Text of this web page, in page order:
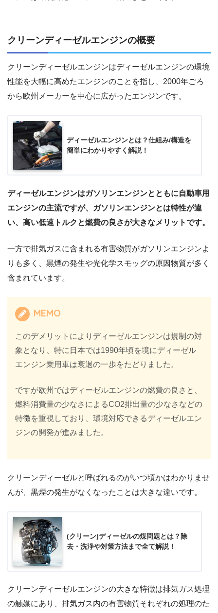
クリーンディーゼルエンジンの概要
クリーンディーゼルエンジンはディーゼルエンジンの環境
性能を大幅に高めたエンジンのことを指し、2000年ごろ
から欧州メーカーを中心に広がったエンジンです。
ディーゼルエンジンとは？仕組み/構造を
簡単にわかりやすく解説！
ディーゼルエンジンはガソリンエンジンとともに自動車用
エンジンの主流ですが、ガソリンエンジンとは特性が違
い、高い低速トルクと燃費の良さが大きなメリットです。
一方で排気ガスに含まれる有害物質がガソリンエンジンよ
りも多く、黒煙の発生や光化学スモッグの原因物質が多く
含まれています。
MEMO
このデメリットによりディーゼルエンジンは規制の対
象となり、特に日本では1990年頃を境にディーゼル
エンジン乗用車は衰退の一歩をたどりました。
ですが欧州ではディーゼルエンジンの燃費の良さと、
燃料消費量の少なさによるCO2排出量の少なさなどの
特徴を重視しており、環境対応できるディーゼルエン
ジンの開発が進みました。
クリーンディーゼルと呼ばれるのがいつ頃かはわかりませ
んが、黒煙の発生がなくなったことは大きな違いです。
(クリーン)ディーゼルの煤問題とは？除
去・洗浄や対策方法まで全て解説！
クリーンディーゼルエンジンの大きな特徴は排気ガス処理
の触媒にあり、排気ガス内の有害物質それぞれの処理のた